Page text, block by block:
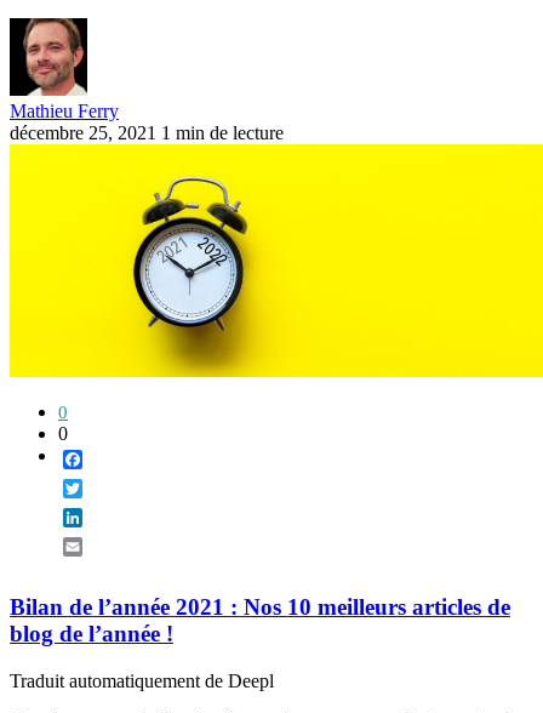
Mathieu Ferry
décembre 25, 2021 1 min de lecture
0
0
Bilan de l’année 2021 : Nos 10 meilleurs articles de
blog de l’année !
Traduit automatiquement de Deepl